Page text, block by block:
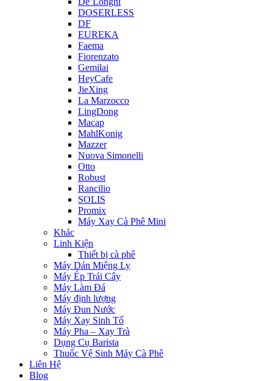
DOSERLESS
DF
EUREKA
Faema
Fiorenzato
Gemilai
HeyCafe
JieXing
La Marzocco
LingDong
Macap
MahlKonig
Mazzer
Nuova Simonelli
Otto
Robust
Rancilio
SOLIS
Promix
Máy Xay Cà Phê Mini
Khác
Linh Kiện
Thiết bị cà phê
Máy Dán Miệng Ly
Máy Ép Trái Cây
Máy Làm Đá
Máy định lượng
Máy Đun Nước
Máy Xay Sinh Tố
Máy Pha – Xay Trà
Dụng Cụ Barista
Thuốc Vệ Sinh Máy Cà Phê
Liên Hệ
Blog